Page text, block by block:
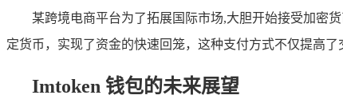
某跨境电商平台为了拓展国际市场,大胆开始接受加密
定货币，实现了资金的快速回笼，这种支付方式不仅提高
Imtoken 钱包的未来展望